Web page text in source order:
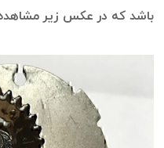
باشد که در عکس زیر